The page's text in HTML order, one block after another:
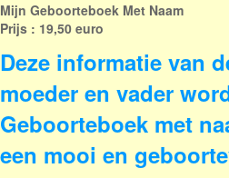
Mijn Geboorteboek Met Naam
Prijs : 19,50 euro
Deze informatie van
moeder en vader
Geboorteboek met
een mooi en